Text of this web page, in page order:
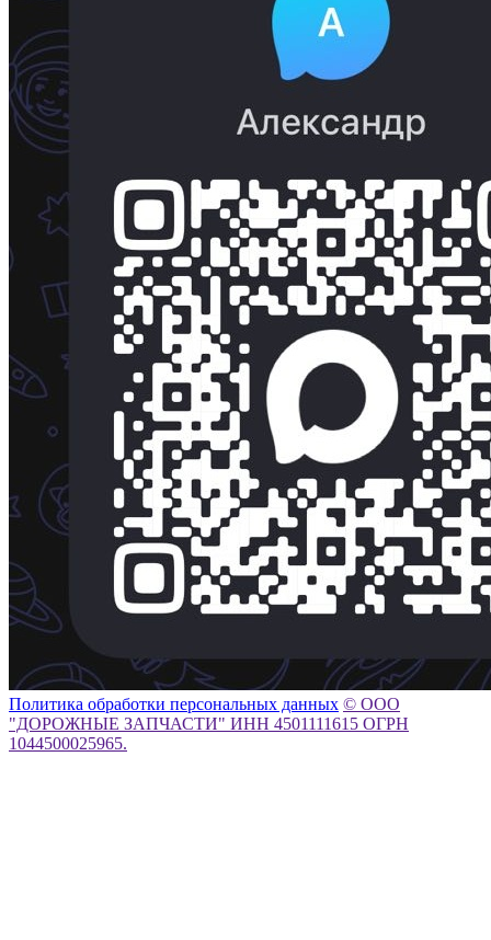
Политика обработки персональных данных © ООО
"ДОРОЖНЫЕ ЗАПЧАСТИ" ИНН 4501111615 ОГРН
1044500025965.